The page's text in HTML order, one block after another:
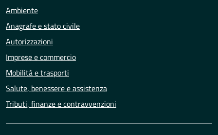
Ambiente
Anagrafe e stato civile
Autorizzazioni
Imprese e commercio
Mobilità e trasporti
Salute, benessere e assistenza
Tributi, finanze e contravvenzioni